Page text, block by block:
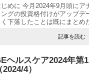
じめに 今月2024年9月頭にア
ングの投資格付けがアップデ
く下落したことは既にまとめ
記事を読む
ヘルスケア2024年第
2024/4）